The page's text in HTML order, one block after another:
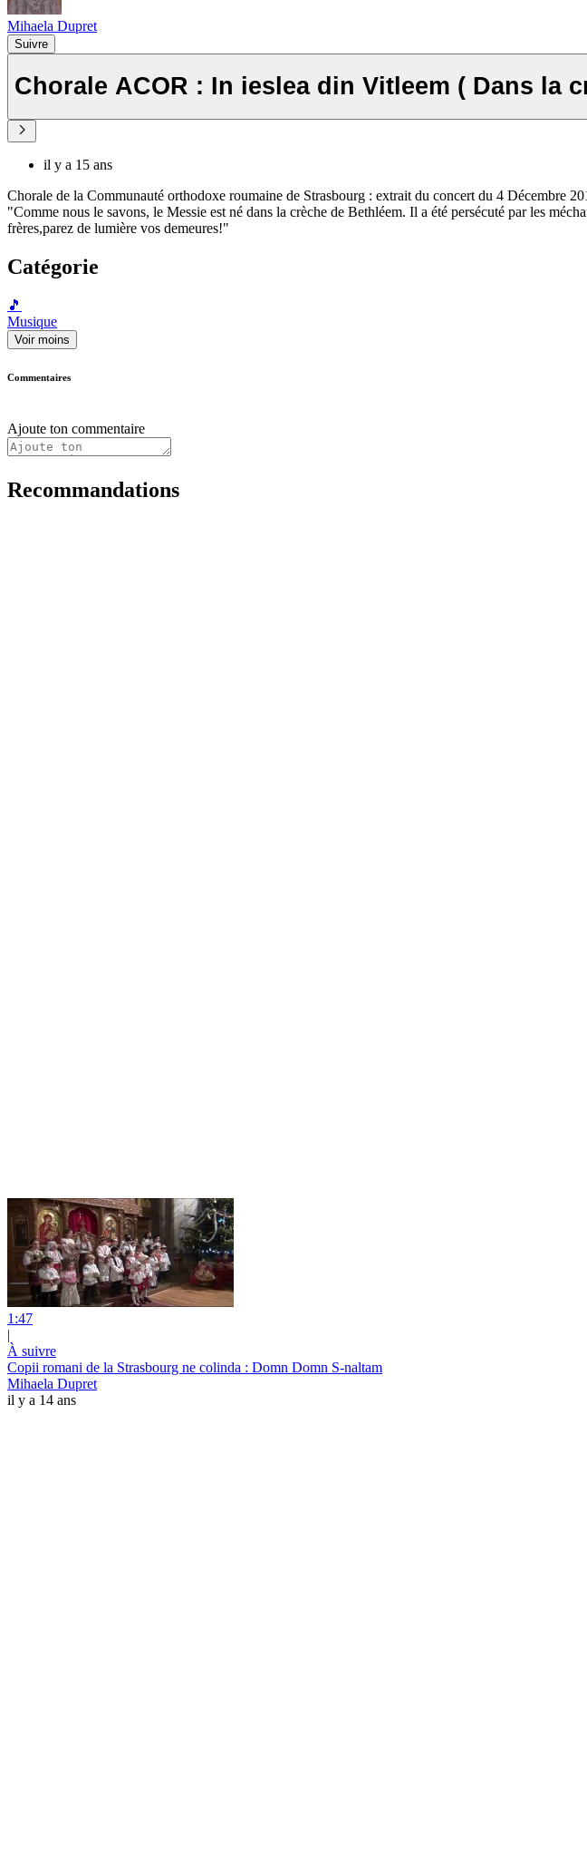
Mihaela Dupret
Suivre
Chorale ACOR : In ieslea din Vitleem ( Dans la
il y a 15 ans
Chorale de la Communauté orthodoxe roumaine de Strasbourg : extrait du concert du 4 Décembre
"Comme nous le savons, le Messie est né dans la crèche de Bethléem. Il a été persécuté par les
frères,parez de lumière vos demeures!"
Catégorie
🎵
Musique
Voir moins
Commentaires
Ajoute ton commentaire
Recommandations
1:47
|
À suivre
Copii romani de la Strasbourg ne colinda : Domn Domn S-naltam
Mihaela Dupret
il y a 14 ans